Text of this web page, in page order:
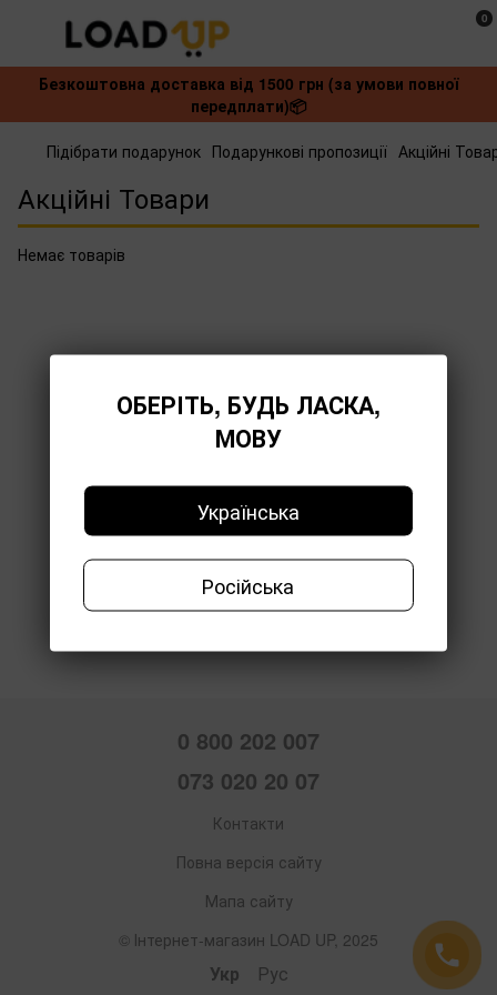
0
Безкоштовна доставка від 1500 грн (за умови повної
передплати)📦
Підібрати подарунок Подарункові пропозиції Акційні
Акційні Товари
Немає товарів
0 800 202 007
073 020 20 07
Контакти
Повна версія сайту
Мапа сайту
© Інтернет-магазин LOAD UP, 2025
Укр Рус
ОБЕРІТЬ, БУДЬ ЛАСКА,
МОВУ
Українська
Російська